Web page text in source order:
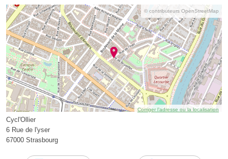
© contributeurs OpenStreetMap
Corriger l’adresse ou la localisation
Cycl'Ollier
6 Rue de l'yser
67000 Strasbourg